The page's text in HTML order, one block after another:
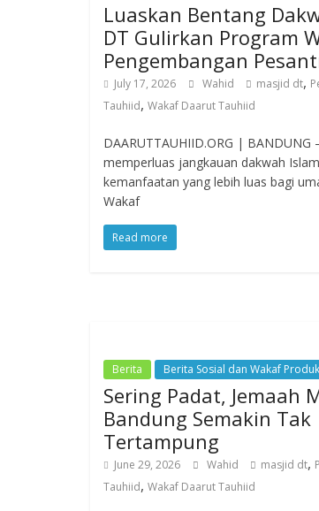
Luaskan Bentang
DT Gulirkan Program
Pengembangan
July 17, 2026 Wahid masjid dt,
Tauhiid, Wakaf Daarut Tauhiid
DAARUTTAUHIID.ORG |
memperluas jangkauan dakwah
kemanfaatan yang lebih luas bagi
Wakaf
Read more
Berita Berita Sosial dan Wakaf
Sering Padat, Jemaah
Bandung Semakin Tak
Tertampung
June 29, 2026 Wahid masjid dt,
Tauhiid, Wakaf Daarut Tauhiid